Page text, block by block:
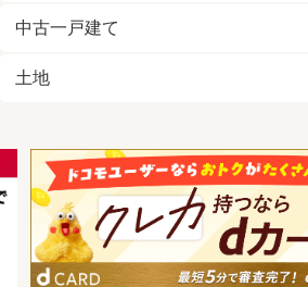
中古一戸建て
土地